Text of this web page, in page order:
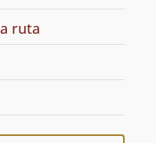
ruta